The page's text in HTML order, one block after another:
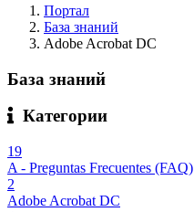
Портал
База знаний
Adobe Acrobat DC
База знаний
Категории
19
A - Preguntas Frecuentes (FAQ)
2
Adobe Acrobat DC